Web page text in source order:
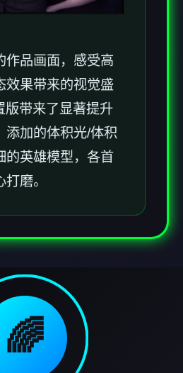
作品画面，感受高
效果带来的视觉盛
版带来了显著提升
添加的体积光/体积
的英雄模型，各首
磨。
🌈